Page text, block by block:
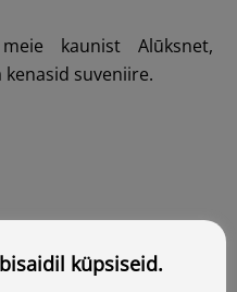
kaunist Alūksnet,
suveniire.
küpsiseid.